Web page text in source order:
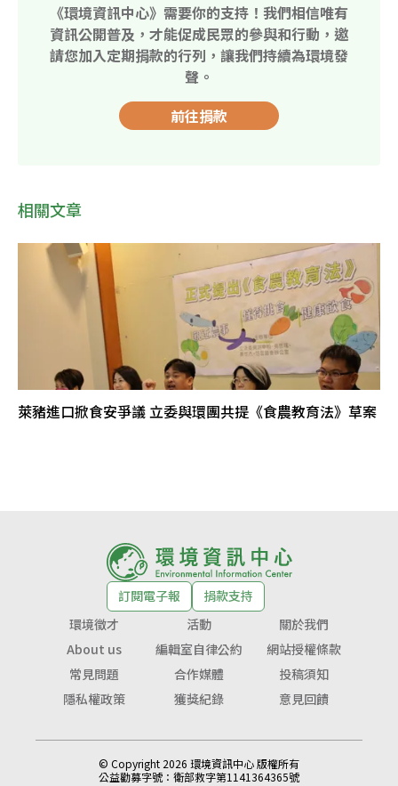
《環境資訊中心》需要你的支持！我們相信唯有
資訊公開普及，才能促成民眾的參與和行動，邀
請您加入定期捐款的行列，讓我們持續為環境發
聲。
前往捐款
相關文章
萊豬進口掀食安爭議 立委與環團共提《食農教育法》草案
訂閱電子報
捐款支持
環境徵才
活動
關於我們
About us
編輯室自律公約
網站授權條款
常見問題
合作媒體
投稿須知
隱私權政策
獲獎紀錄 意見回饋
© Copyright 2026 環境資訊中心 版權所有
公益勸募字號： 衛部救字第1141364365號